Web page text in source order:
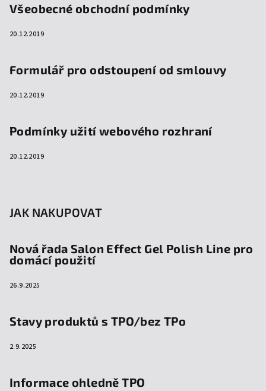
Všeobecné obchodní podmínky
20.12.2019
Formulář pro odstoupení od smlouvy
20.12.2019
Podmínky užití webového rozhraní
20.12.2019
JAK NAKUPOVAT
Nová řada Salon Effect Gel Polish Line pro
domácí použití
26.9.2025
Stavy produktů s TPO/bez TPo
2.9.2025
Informace ohledně TPO